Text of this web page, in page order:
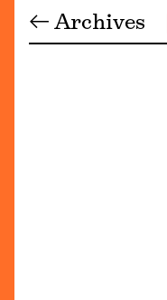
← Archives